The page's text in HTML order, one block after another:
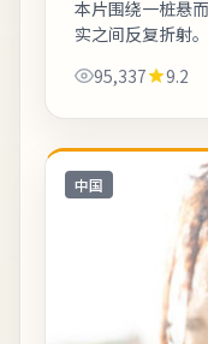
本片围绕一桩悬
实之间反复折射
的解读：同一故
95,337 9.2
中国